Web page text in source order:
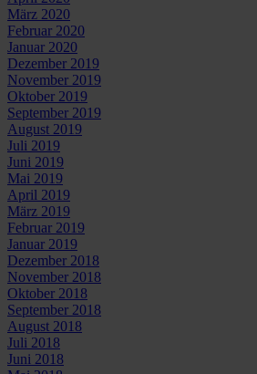
März 2020
Februar 2020
Januar 2020
Dezember 2019
November 2019
Oktober 2019
September 2019
August 2019
Juli 2019
Juni 2019
Mai 2019
April 2019
März 2019
Februar 2019
Januar 2019
Dezember 2018
November 2018
Oktober 2018
September 2018
August 2018
Juli 2018
Juni 2018